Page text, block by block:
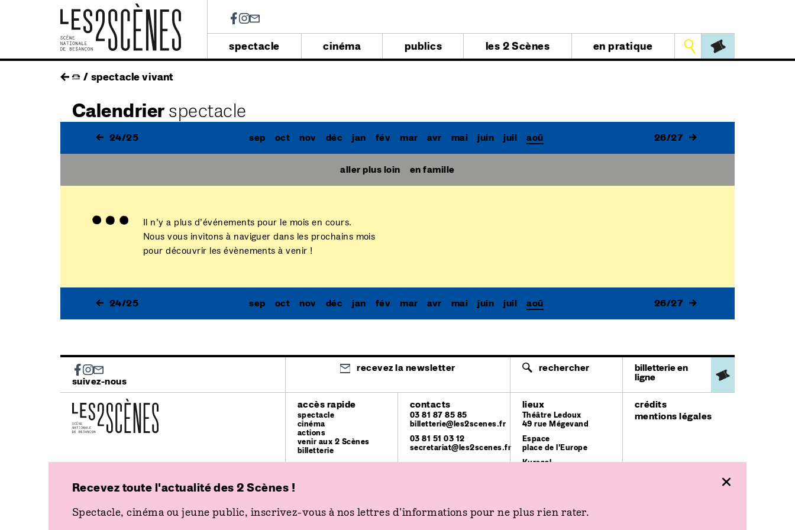
Social
Menu
principal
spectacle cinéma publics les 2 Scènes en pratique Outils
fil
d'ariane
spectacle vivant
Calendrierspectacle
24/25 sep oct nov déc jan fév mar avr mai juin juil aoû 26/27
aller plus loin en famille
Il n’y a plus d’événements pour le mois en cours.
Nous vous invitons à naviguer dans les prochains mois
pour découvrir les évènements à venir !
24/25 sep oct nov déc jan fév mar avr mai juin juil aoû 26/27
Social
suivez-nous
recevez la newsletter rechercher
billetterie en
ligne
accès rapide
spectacle
cinéma
actions
venir aux 2 Scènes
billetterie
contacts
03 81 87 85 85
billetterie@les2scenes.fr
03 81 51 03 12
secretariat@les2scenes.fr
lieux
Théâtre Ledoux
49 rue Mégevand
Espace
place de l'Europe
Kursaal
crédits
mentions légales
Recevez toute l'actualité des 2 Scènes !
Spectacle, cinéma ou jeune public, inscrivez-vous à nos lettres d'informations pour ne plus rien rater.